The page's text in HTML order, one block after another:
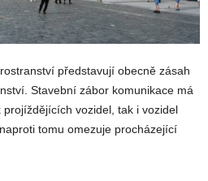
představují obecně zásah
Stavební zábor komunikace má
vozidel, tak i vozidel
tomu omezuje procházející